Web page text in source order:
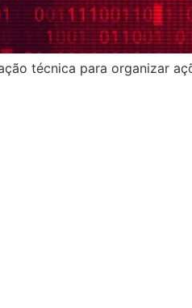
técnica para organizar